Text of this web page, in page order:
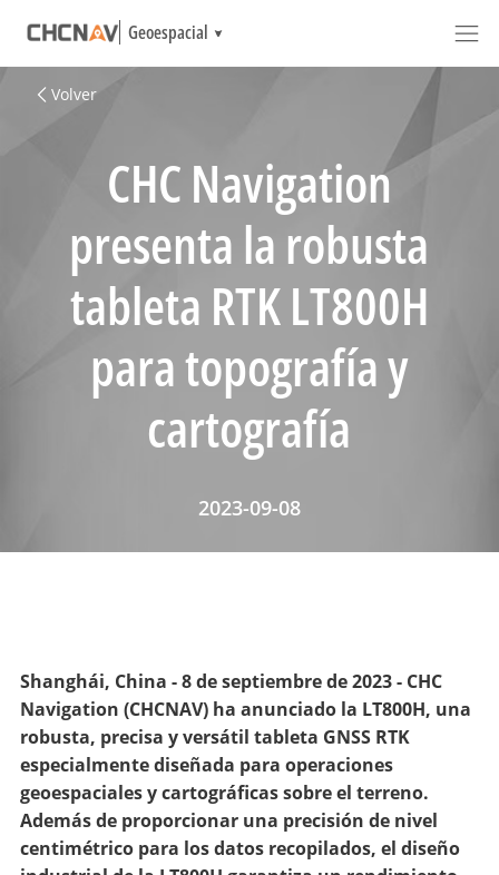
Geoespacial
Volver
CHC Navigation
presenta la robusta
tableta RTK LT800H
para topografía y
cartografía
2023-09-08
Shanghái, China - 8 de septiembre de 2023 - CHC
Navigation (CHCNAV) ha anunciado la LT800H, una
robusta, precisa y versátil tableta GNSS RTK
especialmente diseñada para operaciones
geoespaciales y cartográficas sobre el terreno.
Además de proporcionar una precisión de nivel
centimétrico para los datos recopilados, el diseño